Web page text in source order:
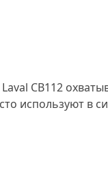
CB112
используют в